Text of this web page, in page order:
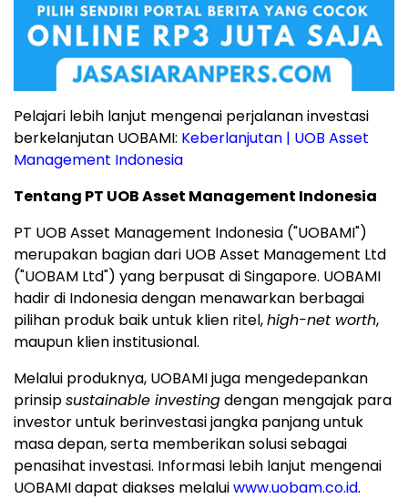
Pelajari lebih lanjut mengenai perjalanan investasi
berkelanjutan UOBAMI: Keberlanjutan | UOB Asset
Management Indonesia
Tentang PT UOB Asset Management Indonesia
PT UOB Asset Management Indonesia ("UOBAMI")
merupakan bagian dari UOB Asset Management Ltd
("UOBAM Ltd") yang berpusat diSingapore. UOBAMI
hadir di Indonesiadengan menawarkan berbagai
pilihan produk baik untuk klien ritel,high-net worth,
maupun klien institusional.
Melalui produknya, UOBAMI juga mengedepankan
prinsipsustainable investingdengan mengajak para
investor untuk berinvestasi jangka panjang untuk
masa depan, serta memberikan solusi sebagai
penasihat investasi. Informasi lebih lanjut mengenai
UOBAMI dapat diakses melaluiwww.uobam.co.id.